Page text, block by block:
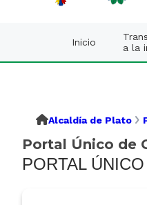
Inicio
a la
Alcaldía de Plato
Portal Único de
PORTAL